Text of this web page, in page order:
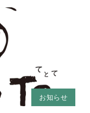
お知らせ